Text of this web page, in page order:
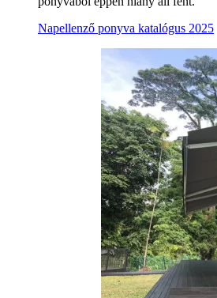
Napellenző ponyva katalógus 2025